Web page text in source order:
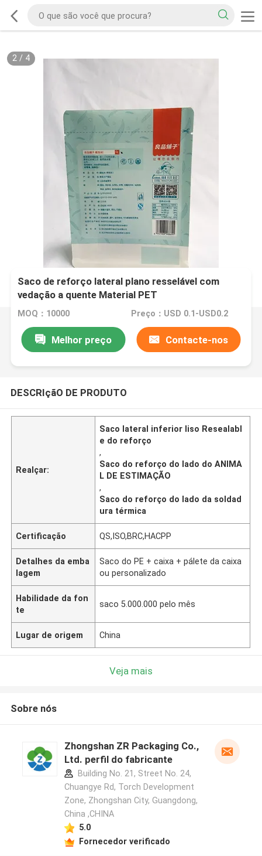
2/ 4
Saco de reforço lateral plano resselável com
vedação a quente Material PET
MOQ：10000 Preço：USD 0.1-USD0.2
Melhor preço Contacte-nos
DESCRIçãO DE PRODUTO
Realçar:
Saco lateral inferior liso Resealabl
e do reforço
,
Saco do reforço do lado do ANIMA
L DE ESTIMAÇÃO
,
Saco do reforço do lado da soldad
ura térmica
Certificação QS,ISO,BRC,HACPP
Detalhes da emba
lagem
Saco do PE + caixa + pálete da caixa
ou personalizado
Habilidade da fon
te
saco 5.000.000 pelo mês
Lugar de origem China
Veja mais
Sobre nós
Zhongshan ZR Packaging Co.,
Ltd. perfil do fabricante
Building No. 21, Street No. 24,
Chuangye Rd, Torch Development
Zone, Zhongshan City, Guangdong,
China ,CHINA
5.0
Fornecedor verificado